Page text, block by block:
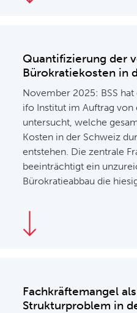
Quantifizierung der
Bürokratiekosten in
November 2025: BSS
ifo Institut im Auftrag von
untersucht, welche
Kosten in der Schweiz
entstehen. Die zentrale
beeinträchtigt ein
Bürokratieabbau die
Fachkräftemangel
Strukturproblem in